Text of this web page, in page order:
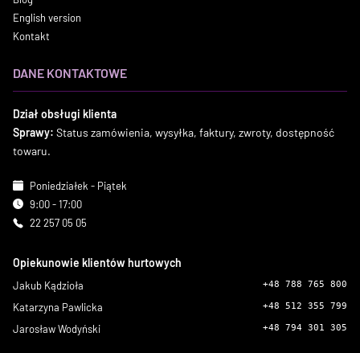
English version
Kontakt
DANE KONTAKTOWE
Dział obsługi klienta
Sprawy: Status zamówienia, wysyłka, faktury, zwroty, dostępność
towaru.
Poniedziałek - Piątek
9:00 - 17:00
22 257 05 05
Opiekunowie klientów hurtowych
Jakub Kądzioła +48 788 765 800
Katarzyna Pawlicka +48 512 355 799
Jarosław Wodyński +48 794 301 305